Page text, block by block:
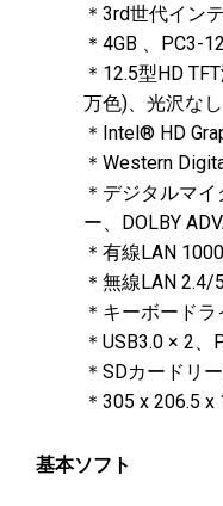
＊3rd世代イン
＊4GB 、PC3-
＊12.5型HD
万色)、光沢なし
＊Intel® HD
＊Western
＊デジタルマ
ー、DOLBY
＊有線LAN
＊無線LAN 2.4/
＊キーボードラ
＊USB3.0 × 2、
＊SDカードリ
＊305 x 206.5
基本ソフト